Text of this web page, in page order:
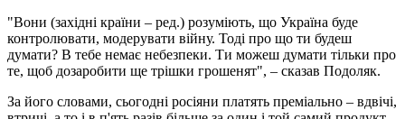
"Вони (західні країни – ред.) розуміють, що Україна буде
контролювати, модерувати війну. Тоді про що ти будеш
думати? В тебе немає небезпеки. Ти можеш думати тільки про
те, щоб дозаробити ще трішки грошенят", – сказав Подоляк.
За його словами, сьогодні росіяни платять преміально – вдвічі,